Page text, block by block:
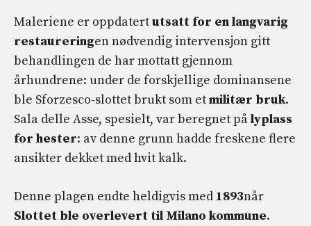
Maleriene er oppdatertutsatt for en langvarig
restaureringen nødvendig intervensjon gitt
behandlingen de har mottatt gjennom
århundrene: under de forskjellige dominansene
ble Sforzesco-slottet brukt som etmilitær bruk.
Sala delle Asse, spesielt, var beregnet pålyplass
for hester: av denne grunn hadde freskene flere
ansikter dekket med hvit kalk.
Denne plagen endte heldigvis med 1893når
Slottet ble overlevert til Milano kommune.